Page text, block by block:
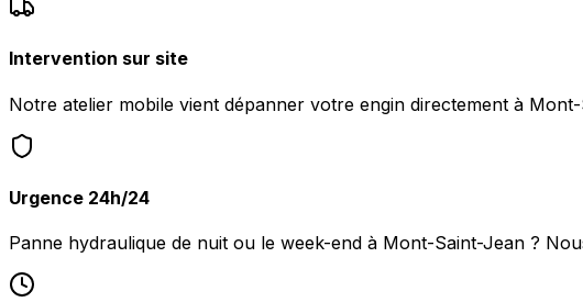
Intervention sur site
Notre atelier mobile vient dépanner votre engin directement à
Urgence 24h/24
Panne hydraulique de nuit ou le week-end à Mont-Saint-Jean ?